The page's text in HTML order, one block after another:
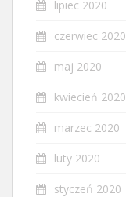
lipiec 2020
czerwiec 2020
maj 2020
kwiecień 2020
marzec 2020
luty 2020
styczeń 2020